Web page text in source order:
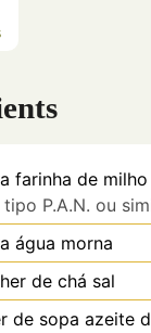
farinha de
tipo P.A.N. ou
água morna
de chá sal
de sopa azeite